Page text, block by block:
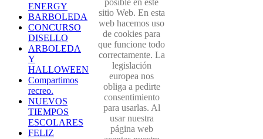
ENERGY
BARBOLEDA
CONCURSO
DISELLO
ARBOLEDA
Y
HALLOWEEN
Compartimos
recreo.
NUEVOS
TIEMPOS
ESCOLARES
FELIZ
posible en este
sitio Web. En esta
web hacemos uso
de cookies para
que funcione todo
correctamente. La
legislación
europea nos
obliga a pedirte
consentimiento
para usarlas. Al
usar nuestra
página web